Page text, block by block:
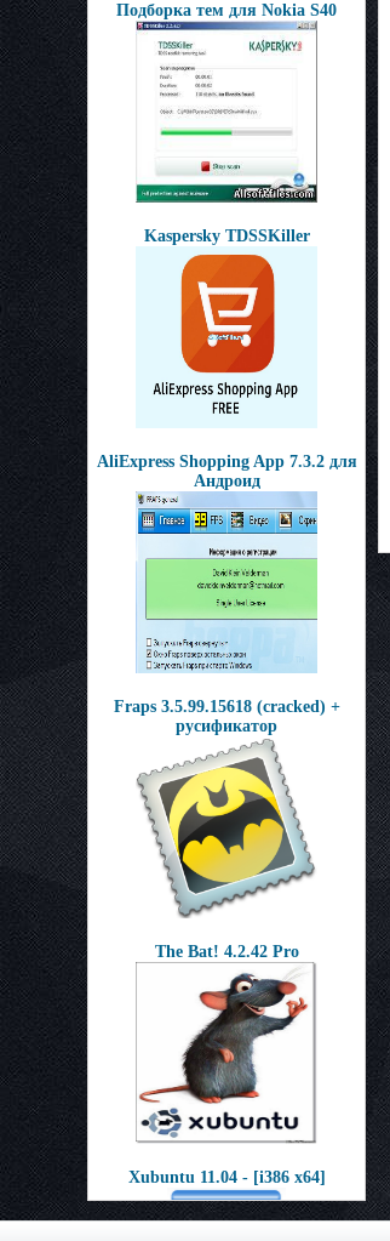
Подборка тем для Nokia S40
Kaspersky TDSSKiller
AliExpress Shopping App 7.3.2 для
Андроид
Fraps 3.5.99.15618 (cracked) +
русификатор
The Bat! 4.2.42 Pro
Xubuntu 11.04 - [i386 x64]